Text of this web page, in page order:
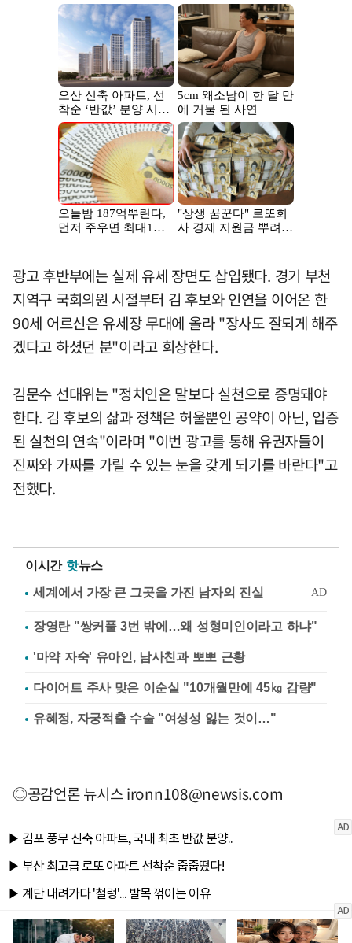
광고 후반부에는 실제 유세 장면도 삽입됐다. 경기 부천
지역구 국회의원 시절부터 김 후보와 인연을 이어온 한
90세 어르신은 유세장 무대에 올라 "장사도 잘되게 해주
겠다고 하셨던 분"이라고 회상한다.
김문수 선대위는 "정치인은 말보다 실천으로 증명돼야
한다. 김 후보의 삶과 정책은 허울뿐인 공약이 아닌, 입증
된 실천의 연속"이라며 "이번 광고를 통해 유권자들이
진짜와 가짜를 가릴 수 있는 눈을 갖게 되기를 바란다"고
전했다.
이시간 핫뉴스
장영란 "쌍커풀 3번 밖에…왜 성형미인이라고 하냐"
'마약 자숙' 유아인, 남사친과 뽀뽀 근황
다이어트 주사 맞은 이순실 "10개월만에 45㎏ 감량"
유혜정, 자궁적출 수술 "여성성 잃는 것이…"
◎공감언론 뉴시스ironn108@newsis.com